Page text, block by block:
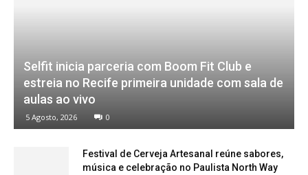
Selfit inicia parceria com Boom Fit Club e
estreia no Recife primeira unidade com sala de
aulas ao vivo
5 Agosto, 2026 0
Festival de Cerveja Artesanal reúne sabores,
música e celebração no Paulista North Way